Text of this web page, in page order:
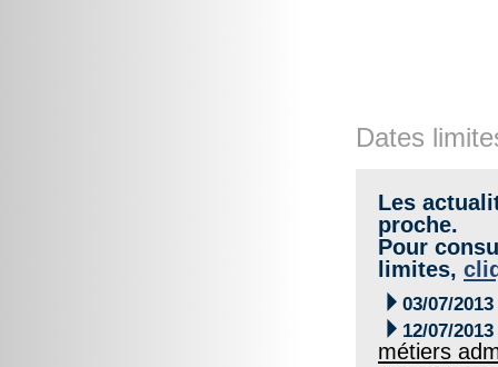
Dates
Les
proche.
Pour
limites,
 03/07/2013
 12/07/2013
métiers